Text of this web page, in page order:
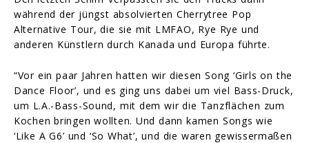
während der jüngst absolvierten Cherrytree Pop
Alternative Tour, die sie mit LMFAO, Rye Rye und
anderen Künstlern durch Kanada und Europa führte.
“Vor ein paar Jahren hatten wir diesen Song ‘Girls on the
Dance Floor’, und es ging uns dabei um viel Bass-Druck,
um L.A.-Bass-Sound, mit dem wir die Tanzflächen zum
Kochen bringen wollten. Und dann kamen Songs wie
‘Like A G6’ und ‘So What’, und die waren gewissermaßen